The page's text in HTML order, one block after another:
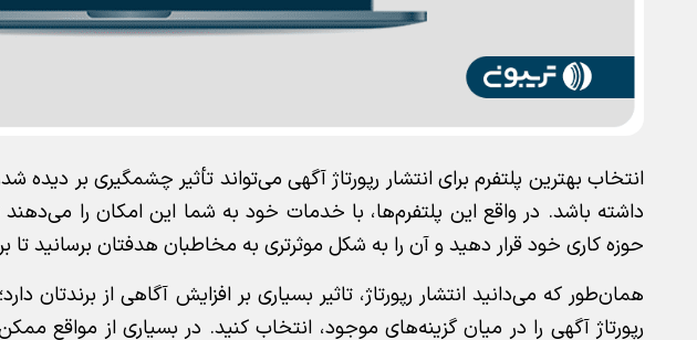
انتخاب بهترین پلتفرم‌ برای انتشار رپورتاژ آگهی می‌تواند تأثیر چشمگیری بر
داشته باشد. در واقع این پلتفرم‌ها، با خدمات خود به شما این امکان را می‌دهند
حوزه کاری خود قرار دهید و آن را به شکل موثرتری به مخاطبان هدفتان برسانید تا
همان‌طور که می‌دانید انتشار رپورتاژ، تاثیر بسیاری بر افزایش آگاهی از برندتان
رپورتاژ آگهی را در میان گزینه‌های موجود، انتخاب کنید. در بسیاری از مواقع